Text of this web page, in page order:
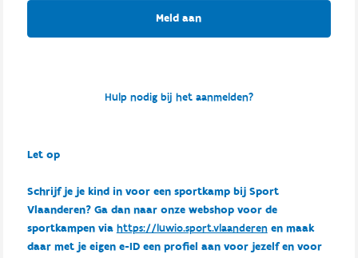
Meld aan
Hulp nodig bij het aanmelden?
Let op
Schrijf je je kind in voor een sportkamp bij Sport
Vlaanderen? Ga dan naar onze webshop voor de
sportkampen via https://luwio.sport.vlaanderenen maak
daar met je eigen e-ID een profiel aan voor jezelf en voor